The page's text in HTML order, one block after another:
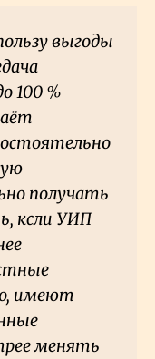
выгоды
100 %
получать
ксли УИП
имеют
менять